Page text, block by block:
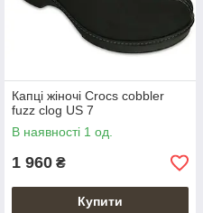
Капці жіночі Crocs cobbler
fuzz clog US 7
В наявності 1 од.
1 960 ₴
Купити